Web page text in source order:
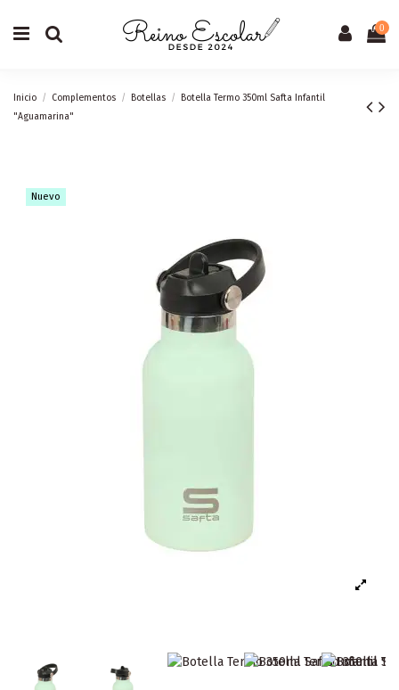
0
Inicio Complementos Botellas
Botella Termo 350ml Safta Infantil
"Aguamarina"
Nuevo